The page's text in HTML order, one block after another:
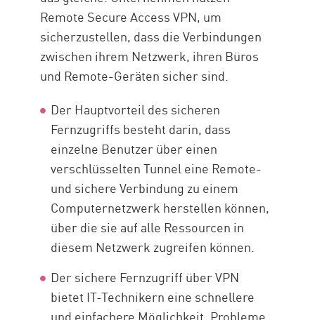
Remote Secure Access VPN, um
sicherzustellen, dass die Verbindungen
zwischen ihrem Netzwerk, ihren Büros
und Remote-Geräten sicher sind.
Der Hauptvorteil des sicheren
Fernzugriffs besteht darin, dass
einzelne Benutzer über einen
verschlüsselten Tunnel eine Remote-
und sichere Verbindung zu einem
Computernetzwerk herstellen können,
über die sie auf alle Ressourcen in
diesem Netzwerk zugreifen können.
Der sichere Fernzugriff über VPN
bietet IT-Technikern eine schnellere
und einfachere Möglichkeit, Probleme